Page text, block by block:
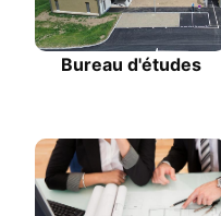
Bureau d'études